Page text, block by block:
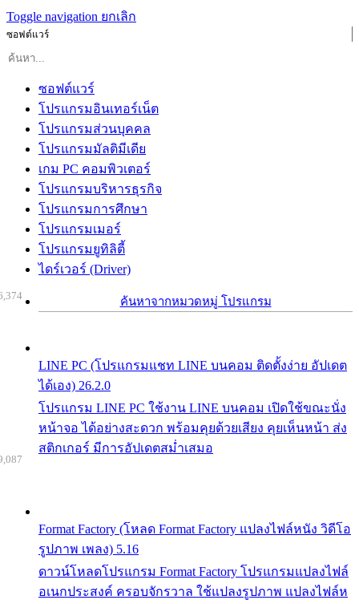
Toggle navigation ยกเลิก
ซอฟต์แวร์
ซอฟต์แวร์
โปรแกรมอินเทอร์เน็ต
โปรแกรมส่วนบุคคล
โปรแกรมมัลติมีเดีย
เกม PC คอมพิวเตอร์
โปรแกรมบริหารธุรกิจ
โปรแกรมการศึกษา
โปรแกรมเมอร์
โปรแกรมยูทิลิตี้
ไดร์เวอร์ (Driver)
ค้นหาจากหมวดหมู่ โปรแกรม
LINE PC (โปรแกรมแชท LINE บนคอม ติดตั้งง่าย อัปเดต
ได้เอง) 26.2.0
โปรแกรม LINE PC ใช้งาน LINE บนคอม เปิดใช้ขณะนั่ง
หน้าจอ ได้อย่างสะดวก พร้อมคุยด้วยเสียง คุยเห็นหน้า ส่ง
สติกเกอร์ มีการอัปเดตสม่ำเสมอ
Format Factory (โหลด Format Factory แปลงไฟล์หนัง วิดีโอ
รูปภาพ เพลง) 5.16
ดาวน์โหลดโปรแกรม Format Factory โปรแกรมแปลงไฟล์
อเนกประสงค์ ครอบจักรวาล ใช้แปลงรูปภาพ แปลงไฟล์ห